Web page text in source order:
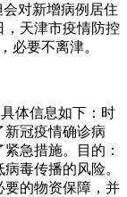
对新增病例居住
，天津市疫情防控
必要不离津。
体信息如下：时
新冠疫情确诊病
急措施。目的：
毒传播的风险。
要的物资保障，并